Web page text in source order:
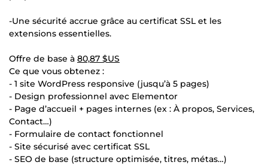
-Une sécurité accrue grâce au certificat SSL et les
extensions essentielles.
Offre de base à 80,87 $US
Ce que vous obtenez :
- 1 site WordPress responsive (jusqu’à 5 pages)
- Design professionnel avec Elementor
- Page d’accueil + pages internes (ex : À propos, Services,
Contact…)
- Formulaire de contact fonctionnel
- Site sécurisé avec certificat SSL
- SEO de base (structure optimisée, titres, métas…)